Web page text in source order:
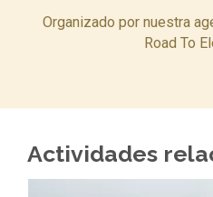
Organizado por nuestra
Road To
Actividades